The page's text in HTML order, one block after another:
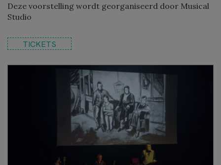
Deze voorstelling wordt georganiseerd door Musical
Studio
TICKETS